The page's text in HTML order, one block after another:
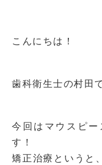
こんにちは！
歯科衛生士の村田
今回はマウスピー
す！
矯正治療というと